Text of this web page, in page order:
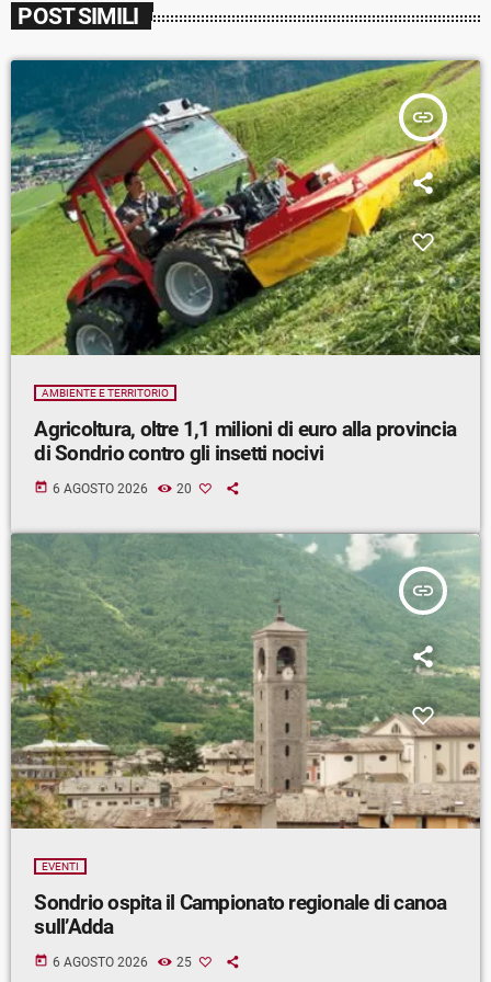
POST SIMILI
insert_link
AMBIENTE E TERRITORIO
Agricoltura, oltre 1,1 milioni di euro alla provincia
di Sondrio contro gli insetti nocivi
today 6 AGOSTO 2026 20
insert_link
EVENTI
Sondrio ospita il Campionato regionale di canoa
sull’Adda
today 6 AGOSTO 2026 25